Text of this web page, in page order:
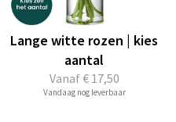
Vanaf€ 17,50
Lange witte rozen | kies
aantal
Vandaag nog leverbaar